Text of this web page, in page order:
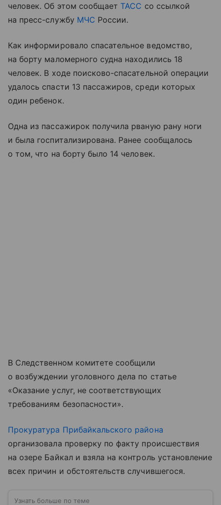
человек. Об этом сообщает ТАСС со ссылкой
на пресс-службу МЧС России.
Как информировало спасательное ведомство,
на борту маломерного судна находились 18
человек. В ходе поисково-спасательной операции
удалось спасти 13 пассажиров, среди которых
один ребенок.
Одна из пассажирок получила рваную рану ноги
и была госпитализирована. Ранее сообщалось
о том, что на борту было 14 человек.
В Следственном комитете сообщили
о возбуждении уголовного дела по статье
«Оказание услуг, не соответствующих
требованиям безопасности».
Прокуратура Прибайкальского района
организовала проверку по факту происшествия
на озере Байкал и взяла на контроль установление
всех причин и обстоятельств случившегося.
Узнать больше по теме